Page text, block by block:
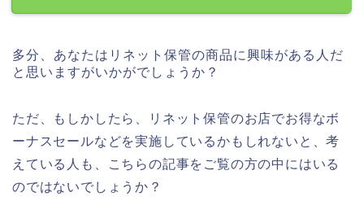
多分、あなたはリネット保管の商品に興味がある人だ
と思いますがいかがでしょうか？
ただ、もしかしたら、リネット保管のお店でお得なボ
ーナスセールなどを実施しているかもしれないと、考
えている人も、こちらの記事をご覧の方の中にはいる
のではないでしょうか？